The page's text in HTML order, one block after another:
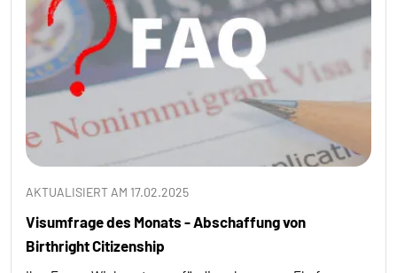
AKTUALISIERT AM 17.02.2025
Visumfrage des Monats - Abschaffung von
Birthright Citizenship